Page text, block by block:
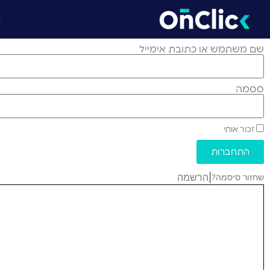
שם משתמש או כתובת אימייל
ססמה
זכור אותי
התחברות
שחזור סיסמה? הרשמה